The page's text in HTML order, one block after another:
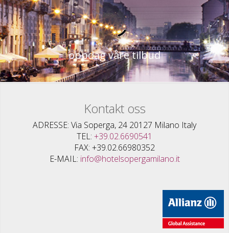
oppdag våre tilbud
Kontakt oss
ADRESSE Via Soperga, 24 20127 Milano Italy
TEL +39.02.6690541
FAX +39.02.66980352
E-MAIL info@hotelsopergamilano.it